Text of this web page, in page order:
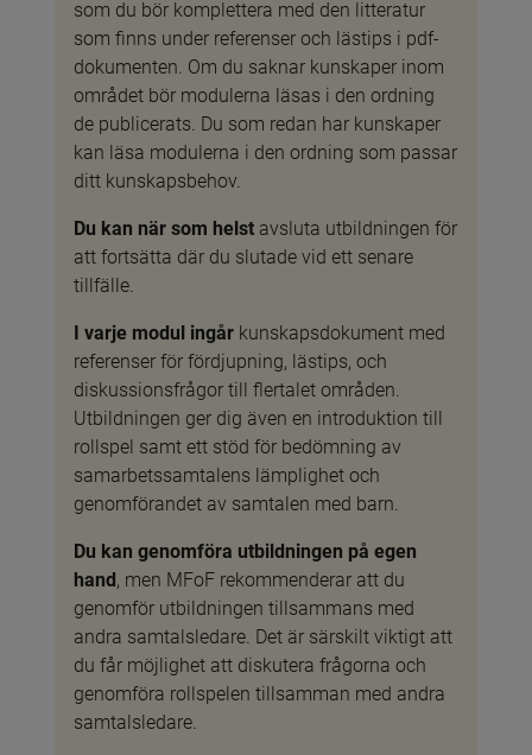
som du bör komplettera med den litteratur
som finns under referenser och lästips i pdf-
dokumenten. Om du saknar kunskaper inom
området bör modulerna läsas i den ordning
de publicerats. Du som redan har kunskaper
kan läsa modulerna i den ordning som passar
ditt kunskapsbehov.
Du kan när som helst avsluta utbildningen för
att fortsätta där du slutade vid ett senare
tillfälle.
I varje modul ingår kunskapsdokument med
referenser för fördjupning, lästips, och
diskussionsfrågor till flertalet områden.
Utbildningen ger dig även en introduktion till
rollspel samt ett stöd för bedömning av
samarbetssamtalens lämplighet och
genomförandet av samtalen med barn.
Du kan genomföra utbildningen på egen
hand, men MFoF rekommenderar att du
genomför utbildningen tillsammans med
andra samtalsledare. Det är särskilt viktigt att
du får möjlighet att diskutera frågorna och
genomföra rollspelen tillsamman med andra
samtalsledare.